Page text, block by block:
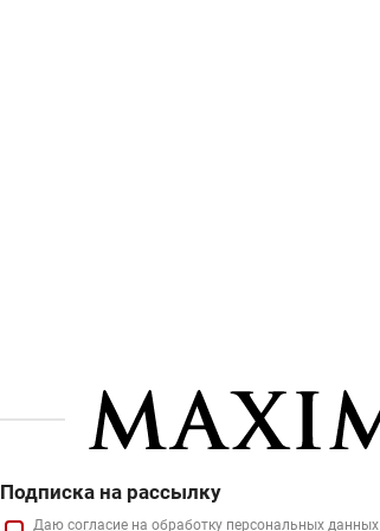
Подписка на рассылку
Даю согласие на обработку персональных данных